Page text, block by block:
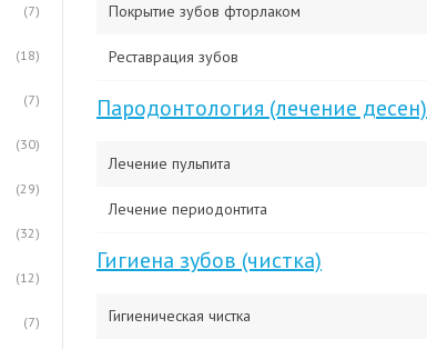
Покрытие зубов фторлаком
Реставрация зубов
Пародонтология (лечение десен)
Лечение пульпита
Лечение периодонтита
Гигиена зубов (чистка)
Гигиеническая чистка
(7)
(18)
(7)
(30)
(29)
(32)
(12)
(7)